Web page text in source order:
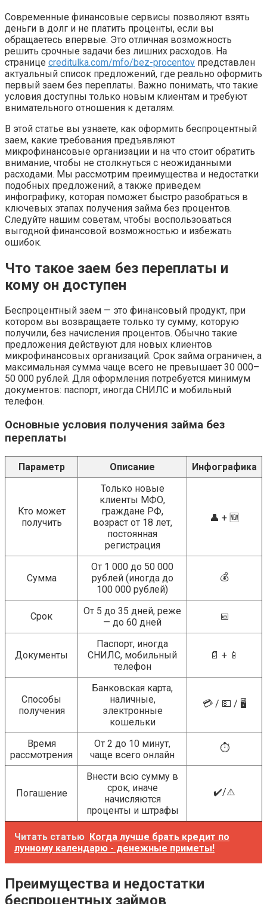
Современные финансовые сервисы позволяют взять
деньги в долг и не платить проценты, если вы
обращаетесь впервые. Это отличная возможность
решить срочные задачи без лишних расходов. На
странице creditulka.com/mfo/bez-procentov представлен
актуальный список предложений, где реально оформить
первый заем без переплаты. Важно понимать, что такие
условия доступны только новым клиентам и требуют
внимательного отношения к деталям.
В этой статье вы узнаете, как оформить беспроцентный
заем, какие требования предъявляют
микрофинансовые организации и на что стоит обратить
внимание, чтобы не столкнуться с неожиданными
расходами. Мы рассмотрим преимущества и недостатки
подобных предложений, а также приведем
инфографику, которая поможет быстро разобраться в
ключевых этапах получения займа без процентов.
Следуйте нашим советам, чтобы воспользоваться
выгодной финансовой возможностью и избежать
ошибок.
Что такое заем без переплаты и
кому он доступен
Беспроцентный заем — это финансовый продукт, при
котором вы возвращаете только ту сумму, которую
получили, без начисления процентов. Обычно такие
предложения действуют для новых клиентов
микрофинансовых организаций. Срок займа ограничен, а
максимальная сумма чаще всего не превышает 30 000–
50 000 рублей. Для оформления потребуется минимум
документов: паспорт, иногда СНИЛС и мобильный
телефон.
Основные условия получения займа без
переплаты
Параметр Описание Инфографика
Кто может
получить
Только новые
клиенты МФО,
граждане РФ,
возраст от 18 лет,
постоянная
регистрация
👤 + 🆕
Сумма
От 1 000 до 50 000
рублей (иногда до
100 000 рублей)
💰
Срок
От 5 до 35 дней, реже
— до 60 дней
📅
Документы
Паспорт, иногда
СНИЛС, мобильный
телефон
📄 + 📱
Способы
получения
Банковская карта,
наличные,
электронные
кошельки
💳 / 💵 / 🖥️
Время
рассмотрения
От 2 до 10 минут,
чаще всего онлайн
⏱️
Погашение
Внести всю сумму в
срок, иначе
начисляются
проценты и штрафы
✔️/⚠️
Читать статью Когда лучше брать кредит по
лунному календарю - денежные приметы!
Преимущества и недостатки
беспроцентных займов